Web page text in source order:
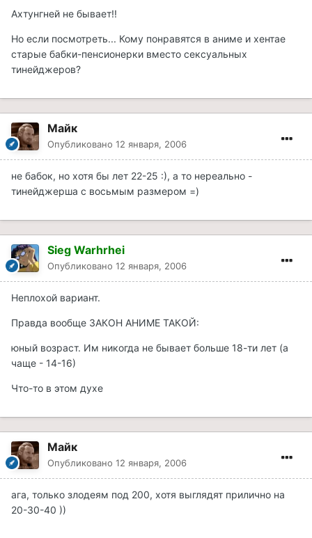
Ахтунгней не бывает!!
Но если посмотреть... Кому понравятся в аниме и хентае
старые бабки-пенсионерки вместо сексуальных
тинейджеров?
Майк
Опубликовано 12 января, 2006
не бабок, но хотя бы лет 22-25 :), а то нереально -
тинейджерша с восьмым размером =)
Sieg Warhrhei
Опубликовано 12 января, 2006
Неплохой вариант.
Правда вообще ЗАКОН АНИМЕ ТАКОЙ:
юный возраст. Им никогда не бывает больше 18-ти лет (а
чаще - 14-16)
Что-то в этом духе
Майк
Опубликовано 12 января, 2006
ага, только злодеям под 200, хотя выглядят прилично на
20-30-40 ))